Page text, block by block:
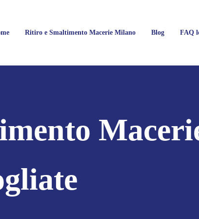
Ritiro e Smaltimento Macerie Milano Blog FAQ